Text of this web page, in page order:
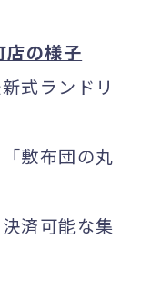
の様子
式ランドリ
敷布団の丸
済可能な集